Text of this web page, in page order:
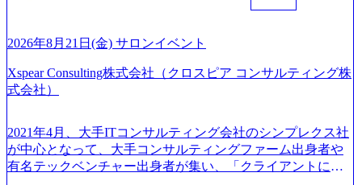
ティングファームやSIer、事業会社出身者など、多様な経歴
の社員が活躍している。 年間休日120日以上、完全週休2日
制、有給休暇初年度10日（消化率46.3%）、特別休暇5日な
ど、充実した休暇制度を整備している。 ​ 月平均残業時間は
リフレッシュ休暇など、社員同士の交流や健康をサポート
する取り組みが充実している。 2026年8月13日(木) 19:00～2
0:30予定 2026年8月7日(金) 16:00 コンサル業界の動向や業務
WNERSHIP当事者であろう みずから決めてみずから動く、
だわろう 今すぐ決める、すばやく動く、まず成果物をだす
回す、結果が出るまでやり抜く 2026年8月14日(金) 19:00〜2
0:00 (60分) 2026年8月7日(金) 16:00 本説明会は、選考の前段
です。評価の場ではないため、キャリアを検討中の段階の
方にもご参加いただけます。 連休中の平日夜という日程の
ため、在職中の方も有給を取得することなく、現職への配
慮なくご参加いただけます。帰省先からのオンライン参加
2026年8月21日(金) サロンイベント
Xspear Consulting株式会社（クロスピア コンサルティング株
式会社）
2021年4月、大手ITコンサルティング会社のシンプレクス社
が中心となって、大手コンサルティングファーム出身者や
有名テックベンチャー出身者が集い、「クライアントにと